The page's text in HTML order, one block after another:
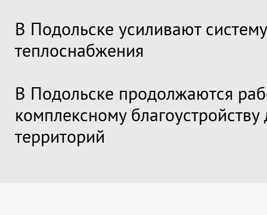
В Подольске усиливают систему
теплоснабжения
В Подольске продолжаются
комплексному
территорий